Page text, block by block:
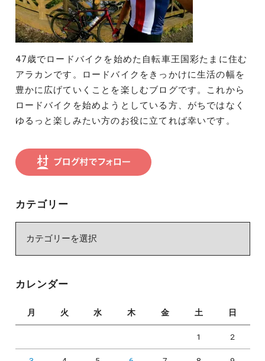
47歳でロードバイクを始めた自転車王国彩たまに住む
アラカンです。ロードバイクをきっかけに生活の幅を
豊かに広げていくことを楽しむブログです。これから
ロードバイクを始めようとしている方、がちではなく
ゆるっと楽しみたい方のお役に立てれば幸いです。
カテゴリー
ー
カレンダー
月 火 水 木 金 土 日
1 2